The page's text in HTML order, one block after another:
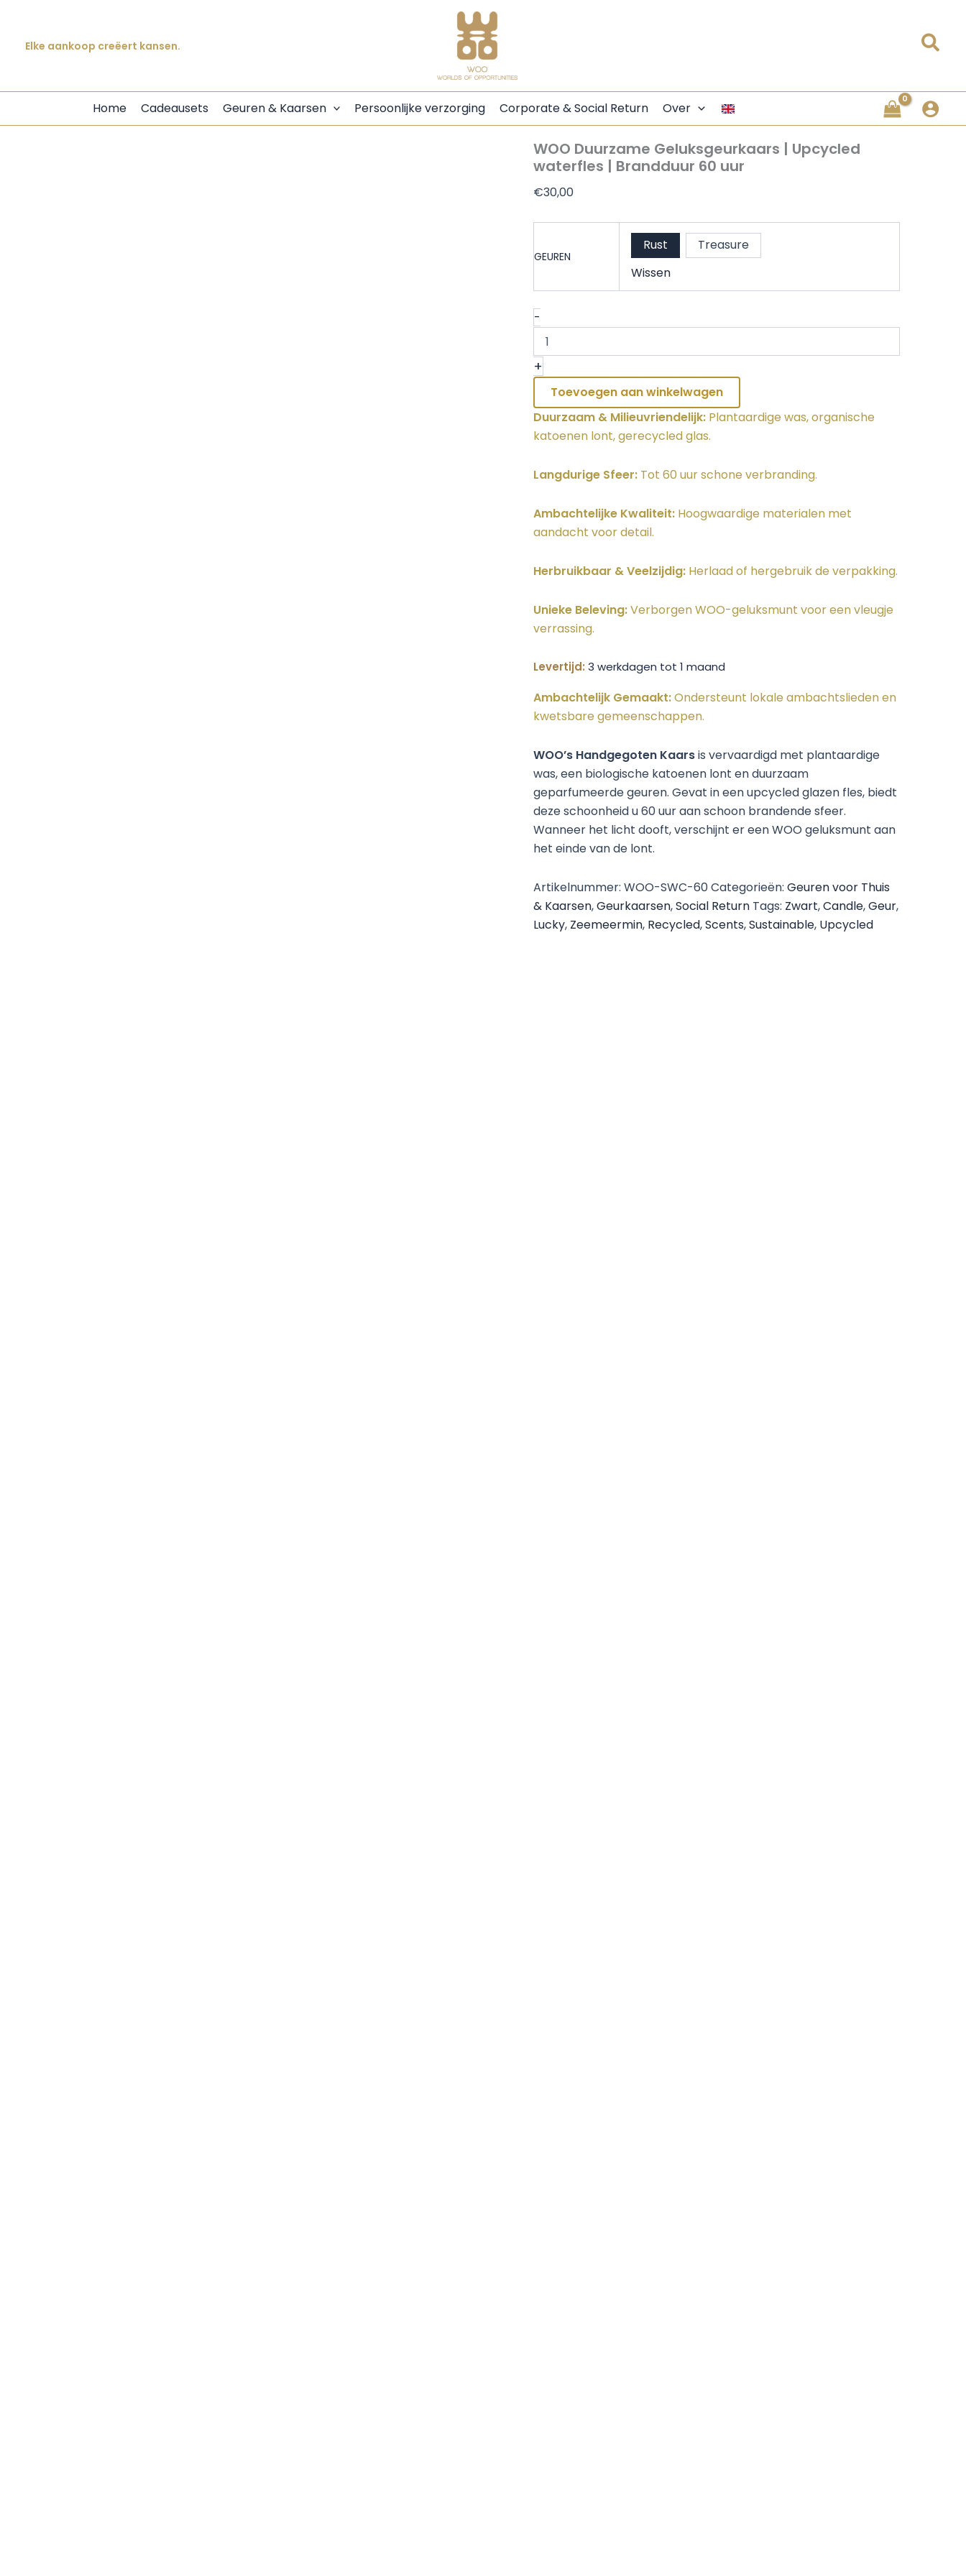
Elke aankoop creëert kansen.
Home Cadeausets Geuren & Kaarsen Persoonlijke verzorging Corporate & Social Return Over
WOO Duurzame Geluksgeurkaars | Upcycled
waterfles | Brandduur 60 uur
€30,00
GEUREN
Rust
Treasure
Wissen
-
Upcycled
Water
Bottle
60
Hr
Time
+
Toevoegen aan winkelwagen
Duurzaam & Milieuvriendelijk:Plantaardige was, organische
katoenen lont, gerecycled glas.
Langdurige Sfeer:Tot 60 uur schone verbranding.
Ambachtelijke Kwaliteit:Hoogwaardige materialen met
aandacht voor detail.
Herbruikbaar & Veelzijdig:Herlaad of hergebruik de verpakking.
Unieke Beleving:Verborgen WOO-geluksmunt voor een vleugje
verrassing.
Levertijd: 3 werkdagen tot 1 maand
Ambachtelijk Gemaakt:Ondersteunt lokale ambachtslieden en
kwetsbare gemeenschappen.
WOO’s Handgegoten Kaarsis vervaardigd met plantaardige
was, een biologische katoenen lont en duurzaam
geparfumeerde geuren. Gevat in een upcycled glazen fles, biedt
deze schoonheid u 60 uur aan schoon brandende sfeer.
Wanneer het licht dooft, verschijnt er een WOO geluksmunt aan
het einde van de lont.
Artikelnummer: WOO-SWC-60Categorieën: Geuren voor Thuis
& Kaarsen,Geurkaarsen,Social Return Tags: Zwart,Candle,Geur,
Lucky, Zeemeermin, Recycled,Scents,Sustainable, Upcycled